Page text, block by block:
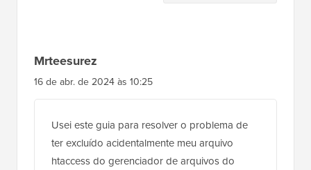
Mrteesurez
16 de abr. de 2024 às 10:25
Usei este guia para resolver o problema de
ter excluído acidentalmente meu arquivo
htaccess do gerenciador de arquivos do